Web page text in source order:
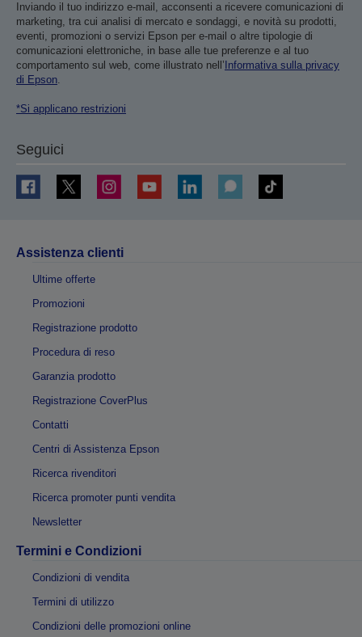
Inviando il tuo indirizzo e-mail, acconsenti a ricevere comunicazioni di
marketing, tra cui analisi di mercato e sondaggi, e novità su prodotti,
eventi, promozioni o servizi Epson per e-mail o altre tipologie di
comunicazioni elettroniche, in base alle tue preferenze e al tuo
comportamento sul web, come illustrato nell’ Informativa sulla privacy
di Epson.
*Si applicano restrizioni
Seguici
Assistenza clienti
Ultime offerte
Promozioni
Registrazione prodotto
Procedura di reso
Garanzia prodotto
Registrazione CoverPlus
Contatti
Centri di Assistenza Epson
Ricerca rivenditori
Ricerca promoter punti vendita
Newsletter
Termini e Condizioni
Condizioni di vendita
Termini di utilizzo
Condizioni delle promozioni online